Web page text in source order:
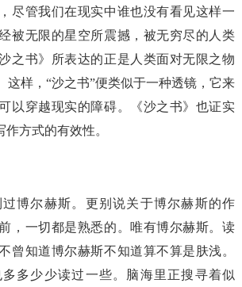
尽管我们在现实中谁也没有看见这样一
被无限的星空所震撼，被无穷尽的人类
之书》所表达的正是人类面对无限之物
这样，“沙之书”便类似于一种透镜，它来
以穿越现实的障碍。《沙之书》也证实
作方式的有效性。
博尔赫斯。更别说关于博尔赫斯的作
，一切都是熟悉的。唯有博尔赫斯。读
曾知道博尔赫斯不知道算不算是肤浅。
多少少读过一些。脑海里正搜寻着似